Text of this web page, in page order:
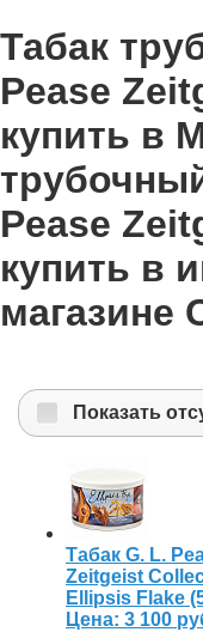
Табак
Pease
купить в
Pease
купить в
магазине
Показать
Табак G. L.
Zeitgeist
Ellipsis Flake
Цена: 3 100